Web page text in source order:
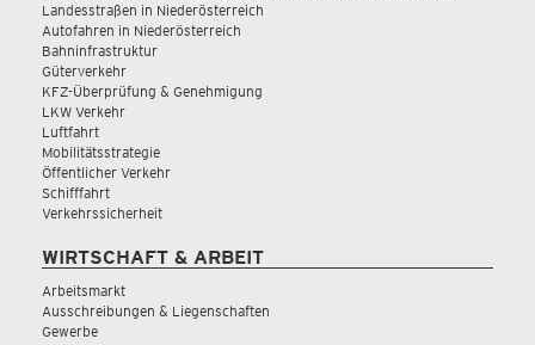
Landesstraßen in Niederösterreich
Autofahren in Niederösterreich
Bahninfrastruktur
Güterverkehr
KFZ-Überprüfung & Genehmigung
LKW Verkehr
Luftfahrt
Mobilitätsstrategie
Öffentlicher Verkehr
Schifffahrt
Verkehrssicherheit
WIRTSCHAFT & ARBEIT
Arbeitsmarkt
Ausschreibungen & Liegenschaften
Gewerbe